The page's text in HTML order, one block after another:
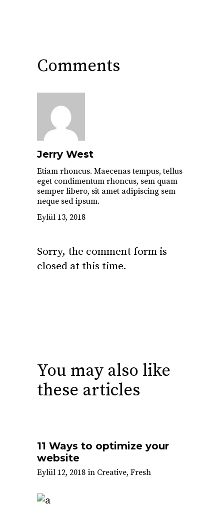
Comments
Jerry West
Etiam rhoncus. Maecenas tempus, tellus
eget condimentum rhoncus, sem quam
semper libero, sit amet adipiscing sem
neque sed ipsum.
Eylül 13, 2018
Sorry, the comment form is
closed at this time.
You may also like
these articles
11 Ways to optimize your
website
Eylül 12, 2018 in Creative, Fresh